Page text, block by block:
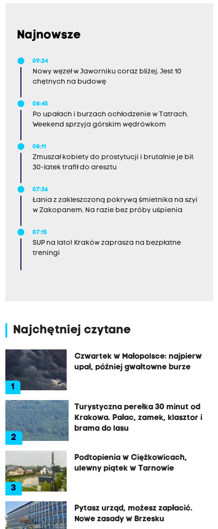
Najnowsze
09:24
Nowy węzeł w Jaworniku coraz bliżej. Jest 10
chętnych na budowę
08:45
Po upałach i burzach ochłodzenie w Tatrach.
Weekend sprzyja górskim wędrówkom
08:11
Zmuszał kobiety do prostytucji i brutalnie je bił.
30-latek trafił do aresztu
07:36
Łania z zakleszczoną pokrywą śmietnika na szyi
w Zakopanem. Na razie bez próby uśpienia
07:15
SUP na lato! Kraków zaprasza na bezpłatne
treningi
Najchętniej czytane
1
Czwartek w Małopolsce: najpierw
upał, później gwałtowne burze
2
Turystyczna perełka 30 minut od
Krakowa. Pałac, zamek, klasztor i
brama do lasu
3
Podtopienia w Ciężkowicach,
ulewny piątek w Tarnowie
Pytasz urząd, możesz zapłacić.
Nowe zasady w Brzesku